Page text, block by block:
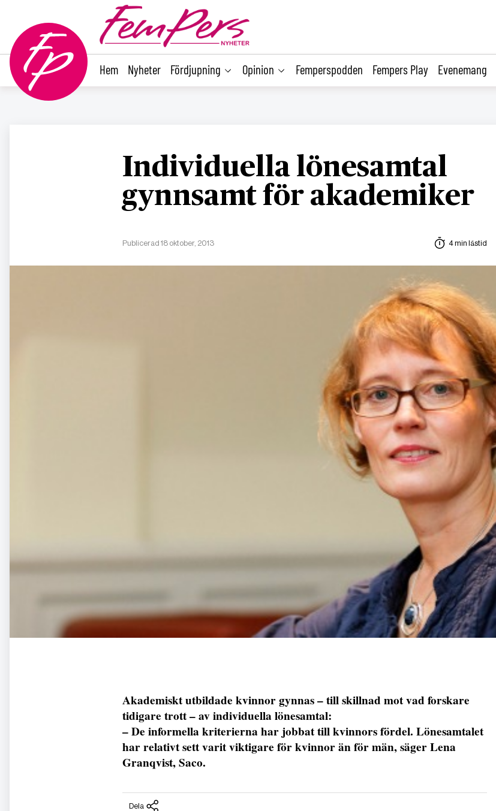
Hem Nyheter Fördjupning Opinion Femperspodden Fempers Play Evenemang
Individuella lönesamtal
gynnsamt för akademiker
Publicerad 18 oktober, 2013 4 min lästid
Akademiskt utbildade kvinnor gynnas – till skillnad mot vad forskare
tidigare trott – av individuella lönesamtal:
– De informella kriterierna har jobbat till kvinnors fördel. Lönesamtalet
har relativt sett varit viktigare för kvinnor än för män, säger Lena
Granqvist, Saco.
Dela